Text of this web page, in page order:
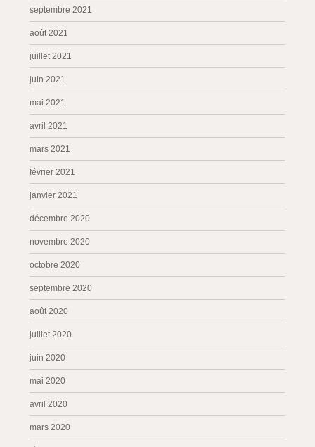
septembre 2021
août 2021
juillet 2021
juin 2021
mai 2021
avril 2021
mars 2021
février 2021
janvier 2021
décembre 2020
novembre 2020
octobre 2020
septembre 2020
août 2020
juillet 2020
juin 2020
mai 2020
avril 2020
mars 2020